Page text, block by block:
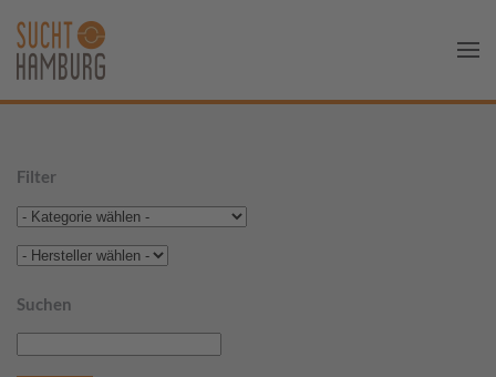
Filter
Suchen